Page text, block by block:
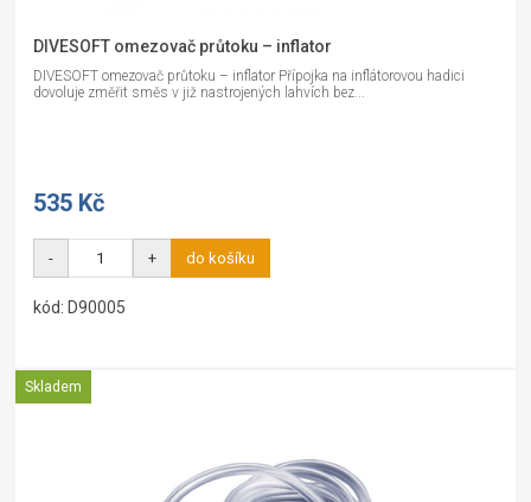
DIVESOFT omezovač průtoku – inflator
DIVESOFT omezovač průtoku – inflator Přípojka na inflátorovou hadici
dovoluje změřit směs v již nastrojených lahvích bez...
535 Kč
- + do košíku
kód: D90005
Skladem